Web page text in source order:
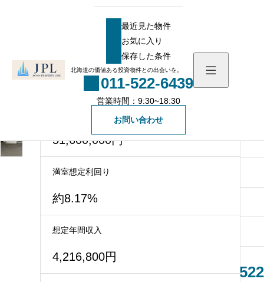
お気に入り
保存した条件
物件一覧
会社概要
011-
北海道の価値ある投資物件との出会いを。
最近見た物件
お気に入り
保存した条件
011-522-6439
営業時間：9:30~18:30
お問い合わせ
【札幌】アークコート菊水Ⅱ 利回り約8.17%
【札幌】アークコート菊水Ⅱ 利回り約
駅近！！閑静な住宅街にある収益マンション！
51,600,000円
満室想定利回り
約8.17%
想定年間収入
4,216,800円